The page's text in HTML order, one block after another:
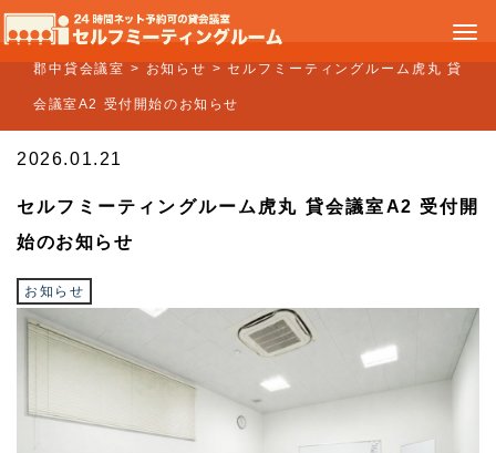
郡中貸会議室 > お知らせ >セルフミーティングルーム虎丸 貸
会議室A2 受付開始のお知らせ
2026.01.21
セルフミーティングルーム虎丸 貸会議室A2 受付開
始のお知らせ
お知らせ